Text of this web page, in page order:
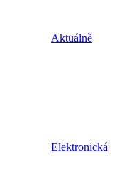
Aktuálně
Elektronická